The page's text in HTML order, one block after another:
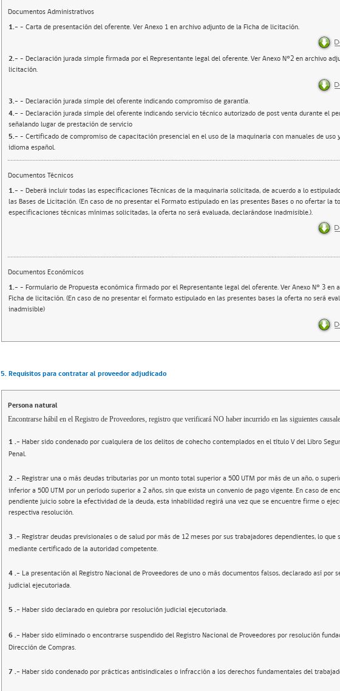
Documentos Administrativos
1.- - Carta de presentación del oferente. Ver Anexo 1 en archivo adjunto de la Ficha de licitación.
2.- - Declaración jurada simple firmada por el Representante legal del oferente. Ver Anexo N°2 en archivo
licitación.
3.- - Declaración jurada simple del oferente indicando compromiso de garantía.
4.- - Declaración jurada simple del oferente indicando servicio técnico autorizado de post venta durante el
señalando lugar de prestación de servicio
5.- - Certificado de compromiso de capacitación presencial en el uso de la maquinaria con manuales de uso
idioma español.
Documentos Técnicos
1.- - Deberá incluir todas las especificaciones Técnicas de la maquinaria solicitada, de acuerdo a lo
las Bases de Licitación. (En caso de no presentar el Formato estipulado en las presentes Bases o no ofertar la
especificaciones técnicas mínimas solicitadas, la oferta no será evaluada, declarándose inadmisible.).
Documentos Económicos
1.- - Formulario de Propuesta económica firmado por el Representante legal del oferente. Ver Anexo N° 3 en
Ficha de licitación. (En caso de no presentar el formato estipulado en las presentes bases la oferta no será
inadmisible)
5. Requisitos para contratar al proveedor adjudicado
Persona natural
Encontrarse hábil en el Registro de Proveedores, registro que verificará NO haber incurrido en las siguientes
1.- Haber sido condenado por cualquiera de los delitos de cohecho contemplados en el título V del Libro
Penal.
2.- Registrar una o más deudas tributarias por un monto total superior a 500 UTM por más de un año, o
inferior a 500 UTM por un período superior a 2 años, sin que exista un convenio de pago vigente. En caso de
pendiente juicio sobre la efectividad de la deuda, esta inhabilidad regirá una vez que se encuentre firme o
respectiva resolución.
3 .- Registrar deudas previsionales o de salud por más de 12 meses por sus trabajadores dependientes, lo que
mediante certificado de la autoridad competente.
4.- La presentación al Registro Nacional de Proveedores de uno o más documentos falsos, declarado así por
judicial ejecutoriada.
5 .- Haber sido declarado en quiebra por resolución judicial ejecutoriada.
6.- Haber sido eliminado o encontrarse suspendido del Registro Nacional de Proveedores por resolución
Dirección de Compras.
7.- Haber sido condenado por prácticas antisindicales o infracción a los derechos fundamentales del